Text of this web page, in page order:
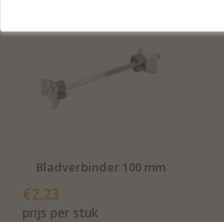
Bladverbinder 100 mm
€2,23
prijs per stuk